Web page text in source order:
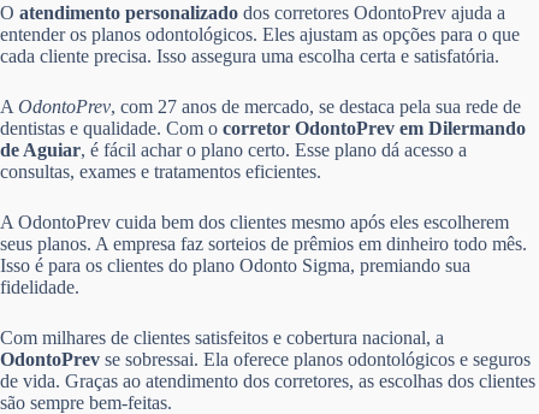
O atendimento personalizado dos corretores OdontoPrev ajuda a
entender os planos odontológicos. Eles ajustam as opções para o que
cada cliente precisa. Isso assegura uma escolha certa e satisfatória.
A OdontoPrev, com 27 anos de mercado, se destaca pela sua rede de
dentistas e qualidade. Com o corretor OdontoPrev em Dilermando
de Aguiar, é fácil achar o plano certo. Esse plano dá acesso a
consultas, exames e tratamentos eficientes.
A OdontoPrev cuida bem dos clientes mesmo após eles escolherem
seus planos. A empresa faz sorteios de prêmios em dinheiro todo mês.
Isso é para os clientes do plano Odonto Sigma, premiando sua
fidelidade.
Com milhares de clientes satisfeitos e cobertura nacional, a
OdontoPrev se sobressai. Ela oferece planos odontológicos e seguros
de vida. Graças ao atendimento dos corretores, as escolhas dos clientes
são sempre bem-feitas.